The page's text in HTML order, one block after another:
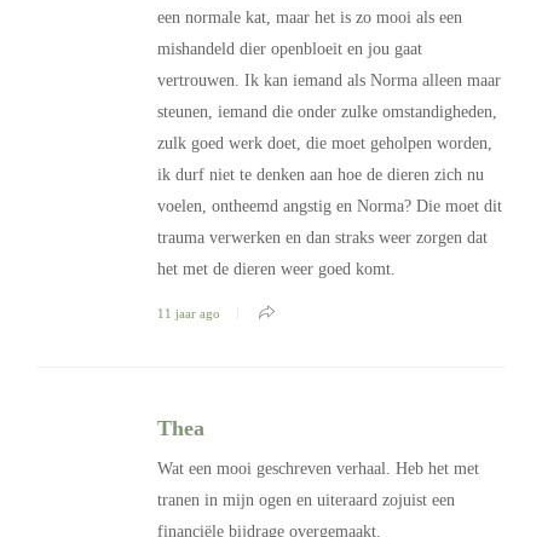
een normale kat, maar het is zo mooi als een
mishandeld dier openbloeit en jou gaat
vertrouwen. Ik kan iemand als Norma alleen maar
steunen, iemand die onder zulke omstandigheden,
zulk goed werk doet, die moet geholpen worden,
ik durf niet te denken aan hoe de dieren zich nu
voelen, ontheemd angstig en Norma? Die moet dit
trauma verwerken en dan straks weer zorgen dat
het met de dieren weer goed komt.
11 jaar ago
Thea
Wat een mooi geschreven verhaal. Heb het met
tranen in mijn ogen en uiteraard zojuist een
financiële bijdrage overgemaakt.